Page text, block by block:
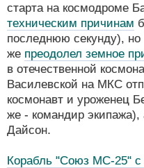
старта на космодроме
техническим причинам
последнюю секунду),
же преодолел земное
в отечественной
Василевской на МКС
космонавт и уроженец
же - командир экипажа),
Дайсон.
Корабль "Союз МС-25" с